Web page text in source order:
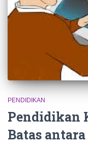
PENDIDIKAN
Pendidikan
Batas